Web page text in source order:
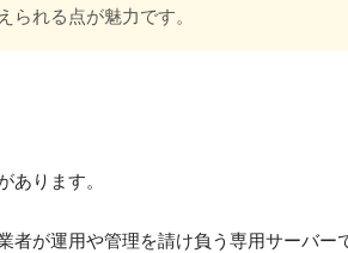
れる点が魅力です。
あります。
が運用や管理を請け負う専用サーバー